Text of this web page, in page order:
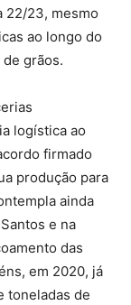
22/23, mesmo
ao longo do
grãos.
logística ao
firmado
produção para
ainda
e na
das
em 2020, já
toneladas de